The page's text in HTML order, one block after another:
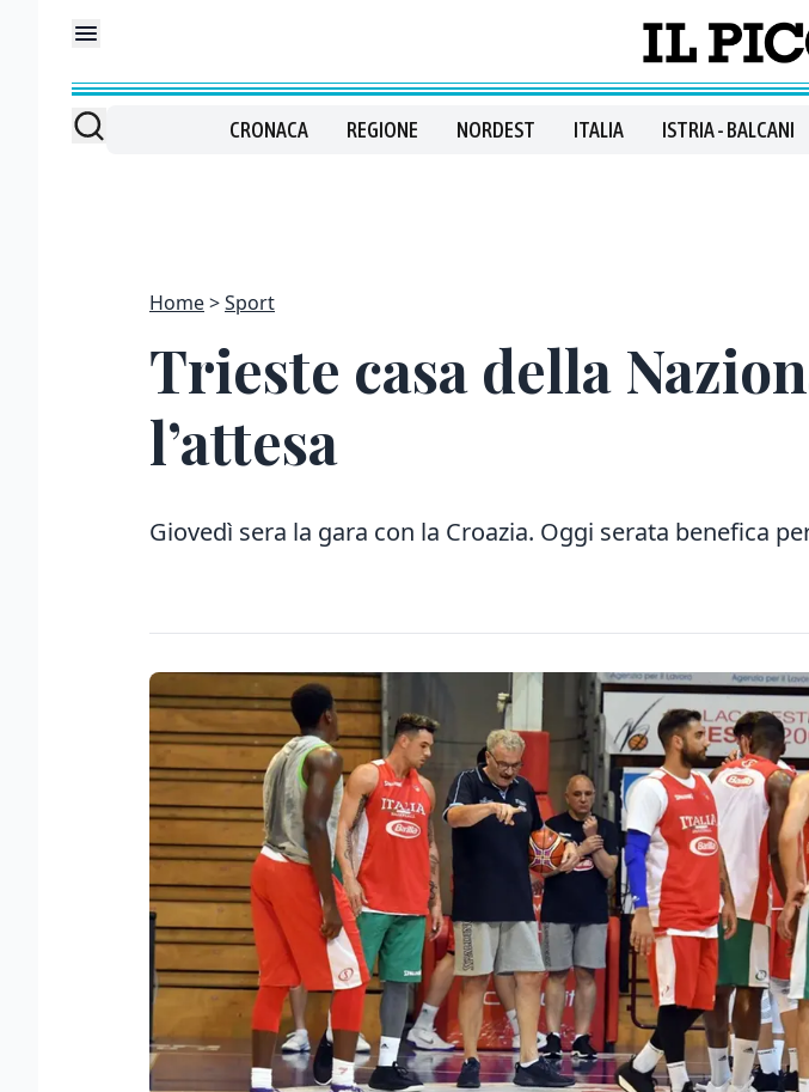
CRONACA REGIONE NORDEST ITALIA ISTRIA - BALCANI
Home Sport
Trieste casa della
l’attesa
Giovedì sera la gara con la Croazia. Oggi serata benefica